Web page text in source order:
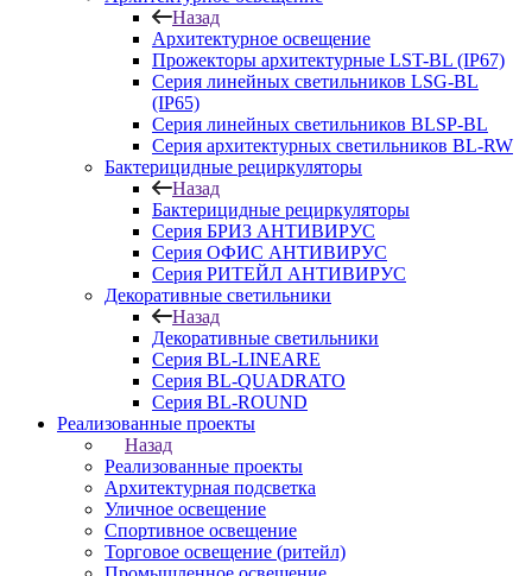
Назад
Архитектурное освещение
Прожекторы архитектурные LST-BL (IP67)
Серия линейных светильников LSG-BL
(IP65)
Серия линейных светильников BLSP-BL
Серия архитектурных светильников BL-RW
Бактерицидные рециркуляторы
Назад
Бактерицидные рециркуляторы
Серия БРИЗ АНТИВИРУС
Серия ОФИС АНТИВИРУС
Серия РИТЕЙЛ АНТИВИРУС
Декоративные светильники
Назад
Декоративные светильники
Серия BL-LINEARE
Серия BL-QUADRATO
Серия BL-ROUND
Реализованные проекты
Назад
Реализованные проекты
Архитектурная подсветка
Уличное освещение
Спортивное освещение
Торговое освещение (ритейл)